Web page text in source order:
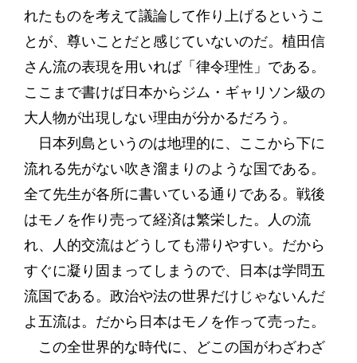
れたものを考えて議論して作り上げるというこ
とが、尊いことだと感じていないのだ。植田信
さん流の表現を用いれば「律令理性」である。
ここまで書けば日本からジム・ギャリソン級の
大人物が出現しない理由が分かるだろう。
日本列島というのは地理的に、ここから下に
流れる先がない吹き溜まりのような国である。
全て先生が各所に書いている通りである。戦後
はモノを作り売って経済は繁栄した。人の流
れ、人的交流はどうしても滞りやすい。だから
すぐに凝り固まってしまうので、日本は学問五
流国である。政治や法の世界だけじゃないんだ
よ五流は。だから日本はモノを作って売った。
この全世界的な時代に、どこの国がわざわざ